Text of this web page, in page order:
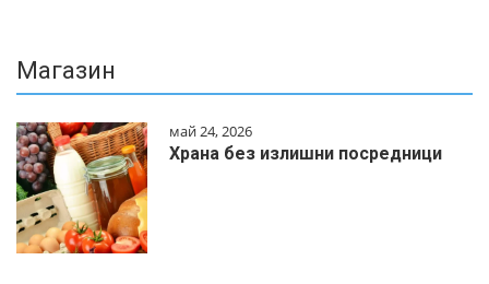
Магазин
май 24, 2026
Храна без излишни посредници